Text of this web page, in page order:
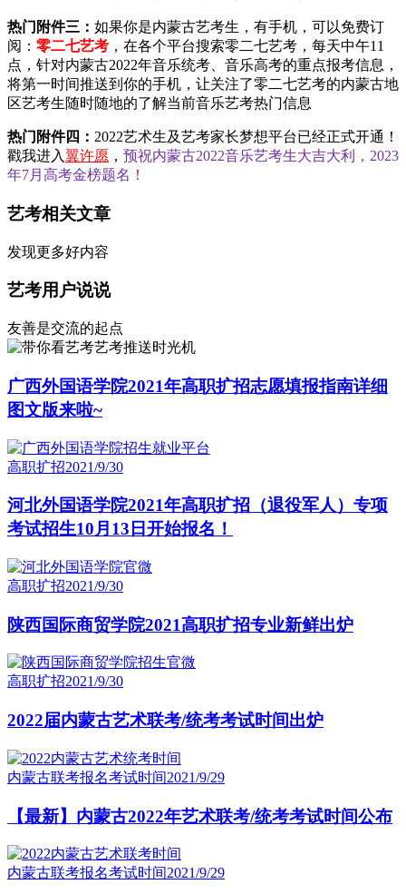
热门附件三： 如果你是内蒙古艺考生，有手机，可以免费订
阅： 零二七艺考 ，在各个平台搜索零二七艺考，每天中午11
点，针对内蒙古2022年音乐统考、音乐高考的重点报考信息，
将第一时间推送到你的手机，让关注了零二七艺考的内蒙古地
区艺考生随时随地的了解当前音乐艺考热门信息
热门附件四： 2022艺术生及艺考家长梦想平台已经正式开通！
戳我进入 翼许愿 ， 预祝内蒙古2022音乐艺考生大吉大利，2023
年7月高考金榜题名！
艺考相关文章
发现更多好内容
艺考用户说说
友善是交流的起点
艺考推送时光机
广西外国语学院2021年高职扩招志愿填报指南详细
图文版来啦~
高职扩招2021/9/30
河北外国语学院2021年高职扩招（退役军人）专项
考试招生10月13日开始报名！
高职扩招2021/9/30
陕西国际商贸学院2021高职扩招专业新鲜出炉
高职扩招2021/9/30
2022届内蒙古艺术联考/统考考试时间出炉
内蒙古联考报名考试时间2021/9/29
【最新】内蒙古2022年艺术联考/统考考试时间公布
内蒙古联考报名考试时间2021/9/29